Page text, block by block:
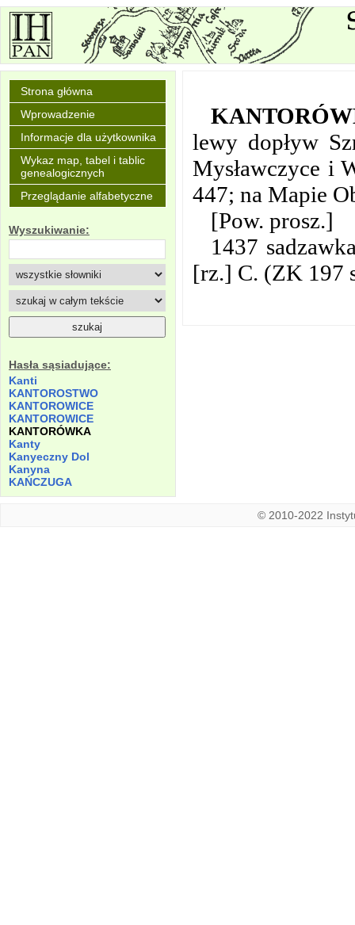
Strona główna
Wprowadzenie
Informacje dla użytkownika
Wykaz map, tabel i tablic
genealogicznych
Przeglądanie alfabetyczne
Wyszukiwanie:
Hasła sąsiadujące:
Kanti
KANTOROSTWO
KANTOROWICE
KANTOROWICE
KANTORÓWKA
Kanty
Kanyeczny Dol
Kanyna
KAŃCZUGA
lewy dopływ
Mysławczyce i
447; na Mapie
[Pow. prosz.]
1437
[rz.] C. (ZK 197
© 2010-2022